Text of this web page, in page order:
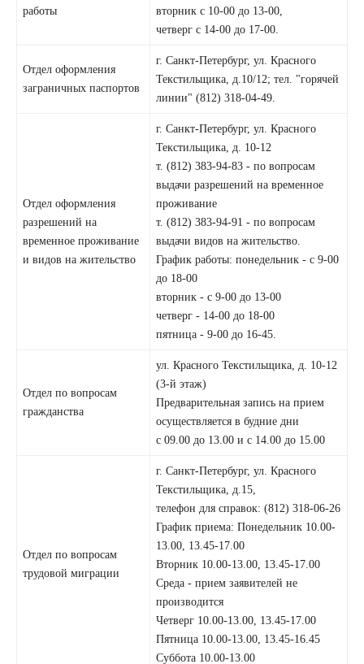
работы
вторник с 10-00 до 13-00,
четверг с 14-00 до 17-00.
Отдел оформления
заграничных паспортов
г. Санкт-Петербург, ул. Красного
Текстильщика, д.10/12; тел. "горячей
линии" (812) 318-04-49.
Отдел оформления
разрешений на
временное проживание
и видов на жительство
г. Санкт-Петербург, ул. Красного
Текстильщика, д. 10-12
т. (812) 383-94-83 - по вопросам
выдачи разрешений на временное
проживание
т. (812) 383-94-91 - по вопросам
выдачи видов на жительство.
График работы: понедельник - с 9-00
до 18-00
вторник - с 9-00 до 13-00
четверг - 14-00 до 18-00
пятница - 9-00 до 16-45.
Отдел по вопросам
гражданства
ул. Красного Текстильщика, д. 10-12
(3-й этаж)
Предварительная запись на прием
осуществляется в будние дни
с 09.00 до 13.00 и с 14.00 до 15.00
Отдел по вопросам
трудовой миграции
г. Санкт-Петербург, ул. Красного
Текстильщика, д.15,
телефон для справок: (812) 318-06-26
График приема: Понедельник 10.00-
13.00, 13.45-17.00
Вторник 10.00-13.00, 13.45-17.00
Среда - прием заявителей не
производится
Четверг 10.00-13.00, 13.45-17.00
Пятница 10.00-13.00, 13.45-16.45
Суббота 10.00-13.00